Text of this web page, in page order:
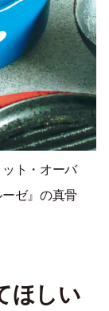
ト・オーバ
ゼ』の真骨
ほしい